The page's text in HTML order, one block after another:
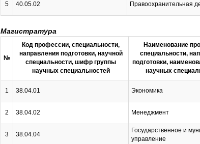
5 40.05.02 Правоохранительная
Магистратура
№
Код профессии, специальности,
направления подготовки, научной
специальности, шифр группы
научных специальностей
Наименование
специальности,
подготовки,
научных
1 38.04.01 Экономика
2 38.04.02 Менеджмент
3 38.04.04
Государственное и
управление